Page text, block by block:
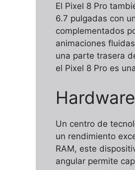
El Pixel 8 Pro
6.7 pulgadas con
complementados
animaciones
una parte trasera
el Pixel 8 Pro es
Un centro de
un rendimiento
RAM, este
angular permite